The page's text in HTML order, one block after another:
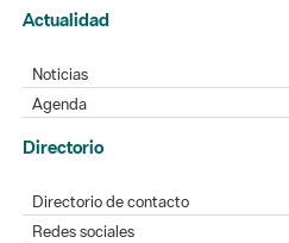
Actualidad
Noticias
Agenda
Directorio
Directorio de contacto
Redes sociales